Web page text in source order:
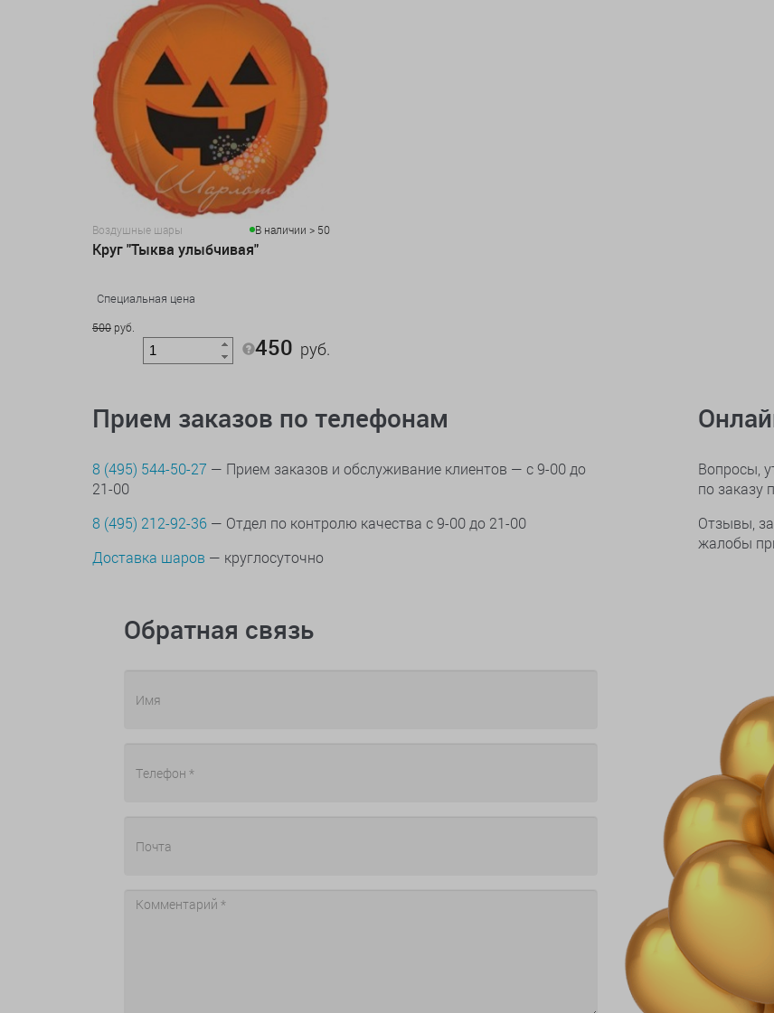
Воздушные шары В наличии > 50
Круг "Тыква улыбчивая"
Специальная цена
500 руб.
450 руб.
Прием заказов по телефонам
8 (495) 544-50-27 — Прием заказов и обслуживание клиентов — с 9-00 до
21-00
8 (495) 212-92-36 — Отдел по контролю качества с 9-00 до 21-00
Доставка шаров — круглосуточно
Вопросы,
по заказу
Отзывы,
жалобы
Обратная связь